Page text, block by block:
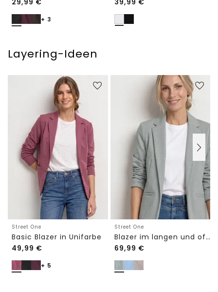
29,99 €
+ 3
39,99 €
Layering-Ideen
Street One
Basic Blazer in Unifarbe
49,99 €
+ 5
Street One
Blazer im langen und offenen Schnitt
69,99 €